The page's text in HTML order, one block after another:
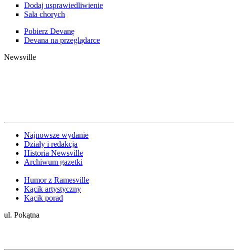
Dodaj usprawiedliwienie
Sala chorych
Pobierz Devanę
Devana na przeglądarce
Newsville
Najnowsze wydanie
Działy i redakcja
Historia Newsville
Archiwum gazetki
Humor z Ramesville
Kącik artystyczny
Kącik porad
ul. Pokątna